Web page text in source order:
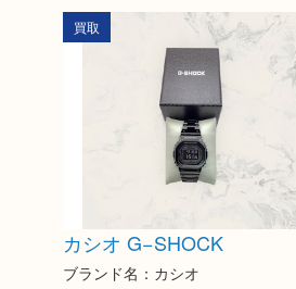
買取
カシオ G−SHOCK
ブランド名：カシオ